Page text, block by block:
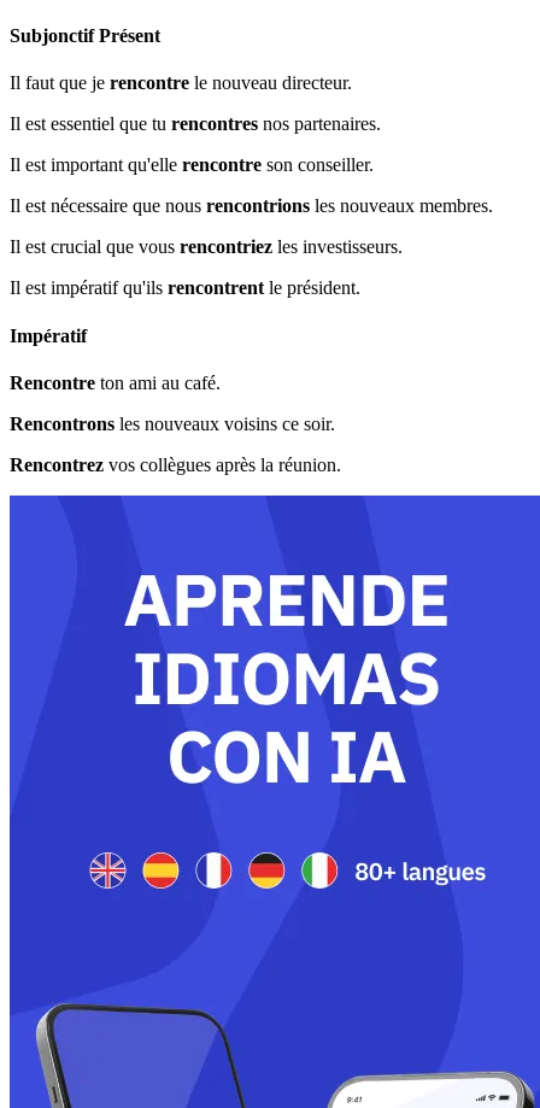
Subjonctif Présent
Il faut que je rencontre le nouveau directeur.
Il est essentiel que tu rencontres nos partenaires.
Il est important qu'elle rencontre son conseiller.
Il est nécessaire que nous rencontrions les nouveaux membres.
Il est crucial que vous rencontriez les investisseurs.
Il est impératif qu'ils rencontrentle président.
Impératif
Rencontre ton ami au café.
Rencontrons les nouveaux voisins ce soir.
Rencontrez vos collègues après la réunion.